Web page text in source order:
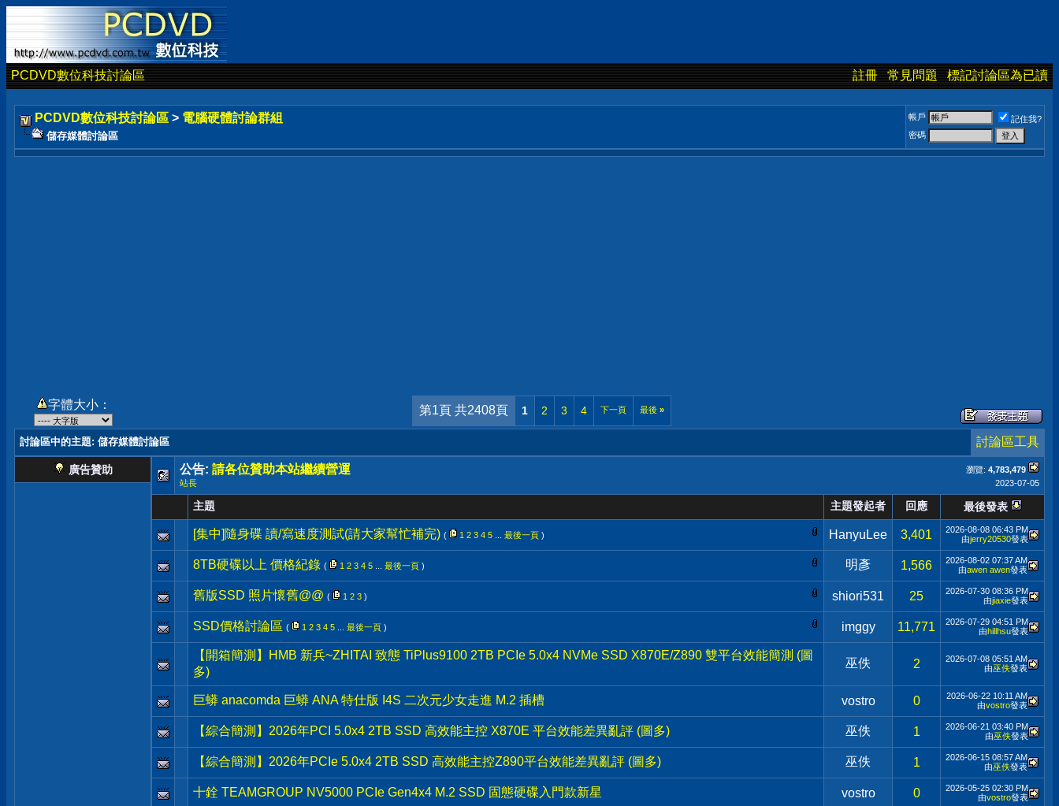
PCDVD數位科技討論區 註冊 常見問題 標記討論區為已讀
PCDVD數位科技討論區 > 電腦硬體討論群組
儲存媒體討論區
帳戶
記住我?
密碼
字體大小： 第1頁 共2408頁 1 2 3 4 下一頁 最後 »
討論區中的主題: 儲存媒體討論區 討論區工具
廣告贊助 瀏覽: 4,783,479
公告: 請各位贊助本站繼續營運
2023-07-05
站長
主題 主題發起者 回應 最後發表
[集中]隨身碟 讀/寫速度測試(請大家幫忙補完) ( 1 2 3 4 5 最後一頁 ) HanyuLee 3,401 2026-08-08 06:43 PM
由jerry20530發表
8TB硬碟以上 價格紀錄 ( 1 2 3 4 5 最後一頁 ) 明彥 1,566 2026-08-02 07:37 AM
由awen awen發表
舊版SSD 照片懷舊@@ ( 1 2 3 ) shiori531 25 2026-07-30 08:36 PM
由jiaxie發表
SSD價格討論區 ( 1 2 3 4 5 最後一頁 ) imggy 11,771 2026-07-29 04:51 PM
由hillhsu發表
【開箱簡測】HMB 新兵~ZHITAI 致態 TiPlus9100 2TB PCIe 5.0x4 NVMe SSD X870E/Z890 雙平台效能簡測 (圖
多)
巫佚 2 2026-07-08 05:51 AM
由巫佚發表
巨蟒 anacomda 巨蟒 ANA 特仕版 I4S 二次元少女走進 M.2 插槽 vostro 0 2026-06-22 10:11 AM
由vostro發表
【綜合簡測】2026年PCI 5.0x4 2TB SSD 高效能主控 X870E 平台效能差異亂評 (圖多) 巫佚 1 2026-06-21 03:40 PM
由巫佚發表
【綜合簡測】2026年PCIe 5.0x4 2TB SSD 高效能主控Z890平台效能差異亂評 (圖多) 巫佚 1 2026-06-15 08:57 AM
由巫佚發表
十銓 TEAMGROUP NV5000 PCIe Gen4x4 M.2 SSD 固態硬碟入門款新星 vostro 0 2026-05-25 02:30 PM
由vostro發表